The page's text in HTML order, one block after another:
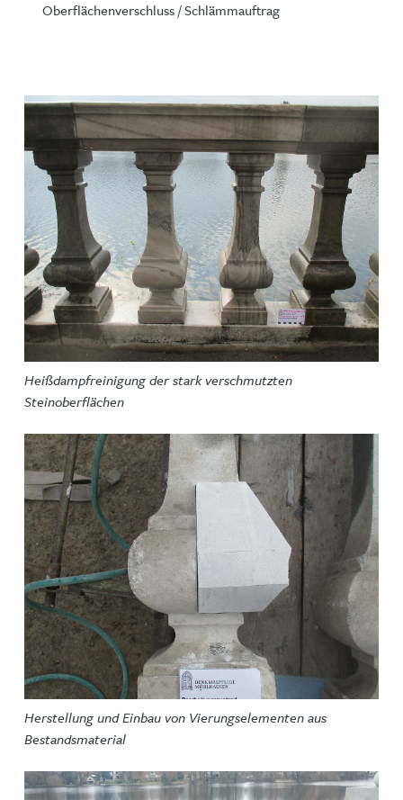
Oberflächenverschluss / Schlämmauftrag
Heißdampfreinigung der stark verschmutzten
Steinoberflächen
Herstellung und Einbau von Vierungselementen aus
Bestandsmaterial